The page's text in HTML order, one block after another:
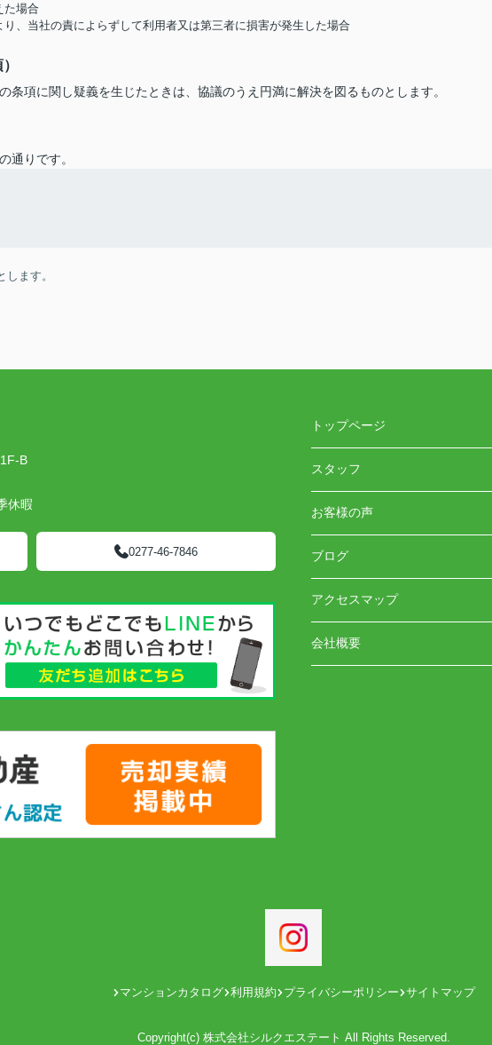
た場合
、当社の責によらずして利用者又は第三者に損害が発生した場合
条項に関し疑義を生じたときは、協議のうえ円満に解決を図るものとします。
通りです。
ます。
B
休暇
0277-46-7846
トップページ
スタッフ
お客様の声
ブログ
アクセスマップ
会社概要
マンションカタログ 利用規約 プライバシーポリシー サイトマップ
Copyright(c) 株式会社シルクエステート All Rights Reserved.